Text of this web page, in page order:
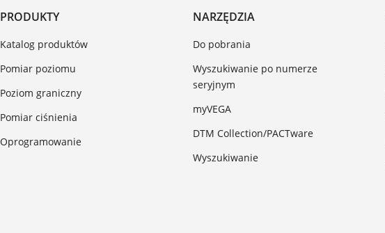
PRODUKTY
Katalog produktów
Pomiar poziomu
Poziom graniczny
Pomiar ciśnienia
Oprogramowanie
NARZĘDZIA
Do pobrania
Wyszukiwanie po numerze
seryjnym
myVEGA
DTM Collection/PACTware
Wyszukiwanie